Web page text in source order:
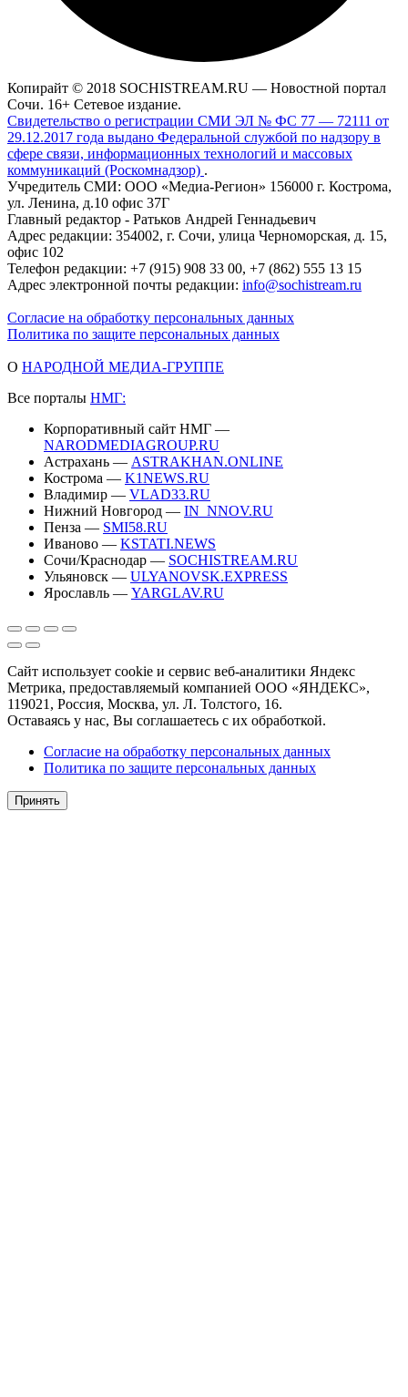
Копирайт © 2018 SOCHISTREAM.RU — Новостной портал
Сочи. 16+ Сетевое издание.
Свидетельство о регистрации СМИ ЭЛ № ФС 77 — 72111 от
29.12.2017 года выдано Федеральной службой по надзору в
сфере связи, информационных технологий и массовых
коммуникаций (Роскомнадзор) .
Учредитель СМИ: ООО «Медиа-Регион» 156000 г. Кострома,
ул. Ленина, д.10 офис 37Г
Главный редактор - Ратьков Андрей Геннадьевич
Адрес редакции: 354002, г. Сочи, улица Черноморская, д. 15,
офис 102
Телефон редакции: +7 (915) 908 33 00, +7 (862) 555 13 15
Адрес электронной почты редакции: info@sochistream.ru
Согласие на обработку персональных данных
Политика по защите персональных данных
О НАРОДНОЙ МЕДИА-ГРУППЕ
Все порталы НМГ:
Корпоративный сайт НМГ —
NARODMEDIAGROUP.RU
Астрахань — ASTRAKHAN.ONLINE
Кострома — K1NEWS.RU
Владимир — VLAD33.RU
Нижний Новгород — IN_NNOV.RU
Пенза — SMI58.RU
Иваново — KSTATI.NEWS
Сочи/Краснодар — SOCHISTREAM.RU
Ульяновск — ULYANOVSK.EXPRESS
Ярославль — YARGLAV.RU
Сайт использует cookie и сервис веб-аналитики Яндекс
Метрика, предоставляемый компанией ООО «ЯНДЕКС»,
119021, Россия, Москва, ул. Л. Толстого, 16.
Оставаясь у нас, Вы соглашаетесь с их обработкой.
Согласие на обработку персональных данных
Политика по защите персональных данных
Принять